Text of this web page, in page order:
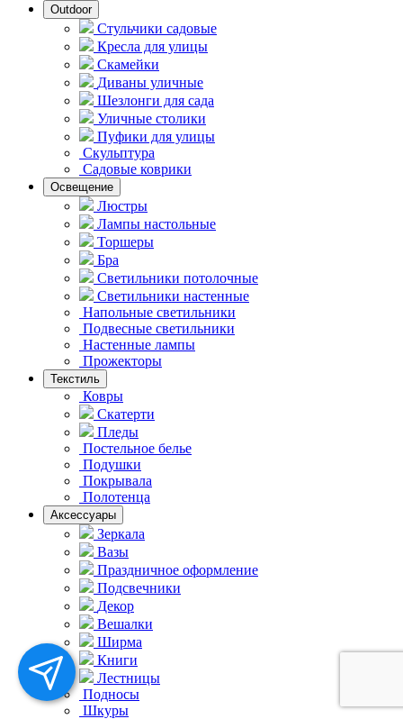
Outdoor
Стульчики садовые
Кресла для улицы
Скамейки
Диваны уличные
Шезлонги для сада
Уличные столики
Пуфики для улицы
Скульптура
Садовые коврики
Освещение
Люстры
Лампы настольные
Торшеры
Бра
Светильники потолочные
Светильники настенные
Напольные светильники
Подвесные светильники
Hастенные лампы
Прожекторы
Текстиль
Ковры
Скатерти
Пледы
Постельное белье
Подушки
Покрывала
Полотенца
Аксессуары
Зеркала
Вазы
Праздничное оформление
Подсвечники
Декор
Вешалки
Ширма
Книги
Лестницы
Подносы
Шкуры